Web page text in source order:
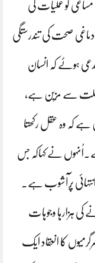
مساعی کو عملیات کی
دماغی صحت کی تندرستگی
مدعی ہوئے کہ انسان
سے مزین ہے،
ہے کہ وہ عقل رکھتا
نے کہاکہ جس
پُرآشوب ہے۔
ہزارہا وجوہات
کا انعقاد ایک